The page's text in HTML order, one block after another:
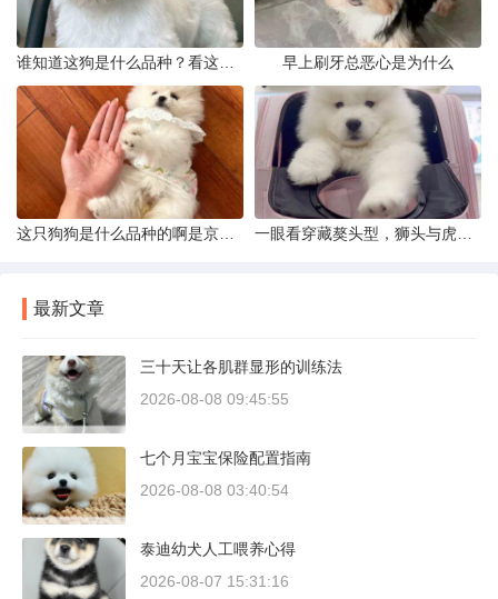
早上刷牙总恶心是为什么
最新文章
三十天让各肌群显形的训练法
2026-08-08 09:45:55
七个月宝宝保险配置指南
2026-08-08 03:40:54
泰迪幼犬人工喂养心得
2026-08-07 15:31:16